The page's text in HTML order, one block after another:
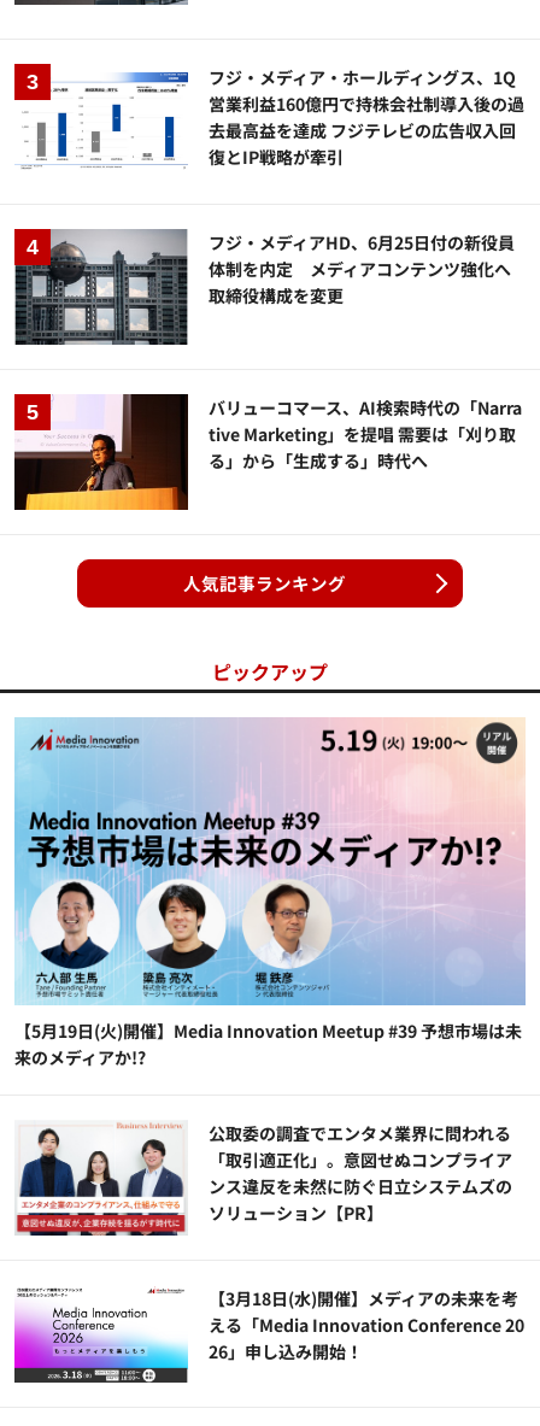
フジ・メディア・ホールディングス、1Q
営業利益160億円で持株会社制導入後の過
去最高益を達成 フジテレビの広告収入回
復とIP戦略が牽引
フジ・メディアHD、6月25日付の新役員
体制を内定 メディアコンテンツ強化へ
取締役構成を変更
バリューコマース、AI検索時代の「Narra
tive Marketing」を提唱 需要は「刈り取
る」から「生成する」時代へ
人気記事ランキング
ピックアップ
【5月19日(火)開催】Media Innovation Meetup #39 予想市場は未
来のメディアか!?
公​​取委の調査でエンタメ業界に問われる
「取引適正化」。意図せぬコンプライア
ンス違反を未然に防ぐ日立システムズの
ソリューション​【PR】
【3月18日(水)開催】メディアの未来を考
える「Media Innovation Conference 20
26」申し込み開始！